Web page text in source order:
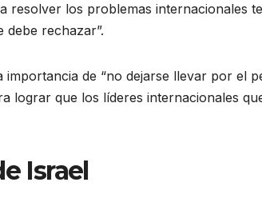
resolver los problemas internacionales
debe rechazar”.
de “no dejarse llevar por el
lograr que los líderes internacionales
Israel